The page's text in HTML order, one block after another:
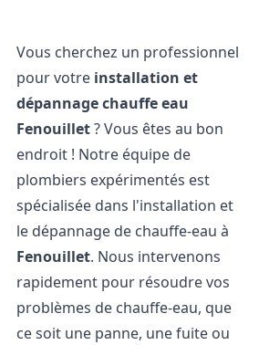
Vous cherchez un professionnel
pour votre installation et
dépannage chauffe eau
Fenouillet? Vous êtes au bon
endroit ! Notre équipe de
plombiers expérimentés est
spécialisée dans l'installation et
le dépannage de chauffe-eau à
Fenouillet. Nous intervenons
rapidement pour résoudre vos
problèmes de chauffe-eau, que
ce soit une panne, une fuite ou